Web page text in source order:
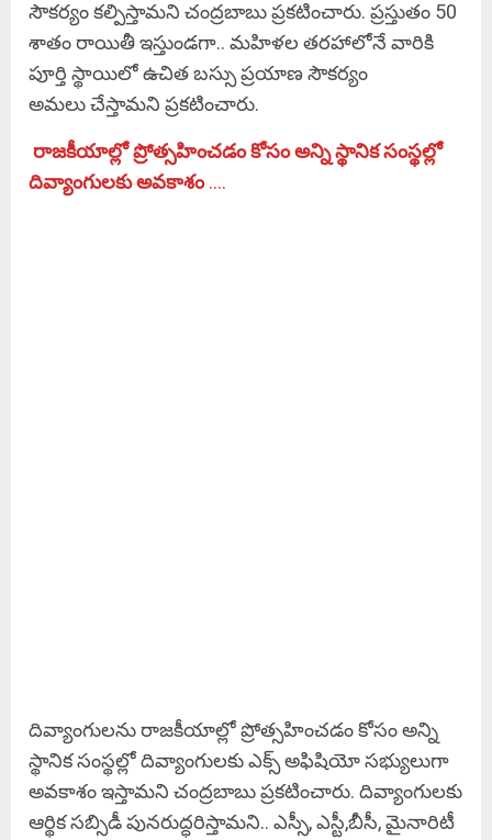
సౌకర్యం కల్పిస్తామని చంద్రబాబు ప్రకటించారు. ప్రస్తుతం 50
శాతం రాయితీ ఇస్తుండగా.. మహిళల తరహాలోనే వారికి
పూర్తి స్థాయిలో ఉచిత బస్సు ప్రయాణ సౌకర్యం
అమలు చేస్తామని ప్రకటించారు.
రాజకీయాల్లో ప్రోత్సహించడం కోసం అన్ని స్థానిక సంస్థల్లో
దివ్యాంగులకు అవకాశం….
దివ్యాంగులను రాజకీయాల్లో ప్రోత్సహించడం కోసం అన్ని
స్థానిక సంస్థల్లో దివ్యాంగులకు ఎక్స్ అఫిషియో సభ్యులుగా
అవకాశం ఇస్తామని చంద్రబాబు ప్రకటించారు. దివ్యాంగులకు
ఆర్థిక సబ్సిడీ పునరుద్ధరిస్తామని.. ఎస్సీ, ఎస్టీ,బీసీ, మైనారిటీ